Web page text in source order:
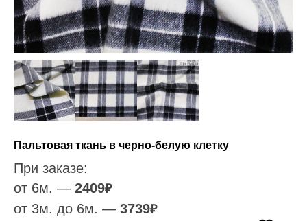
Пальтовая ткань в черно-белую клетку
При заказе:
от 6м. — 2409₽
от 3м. до 6м. — 3739₽